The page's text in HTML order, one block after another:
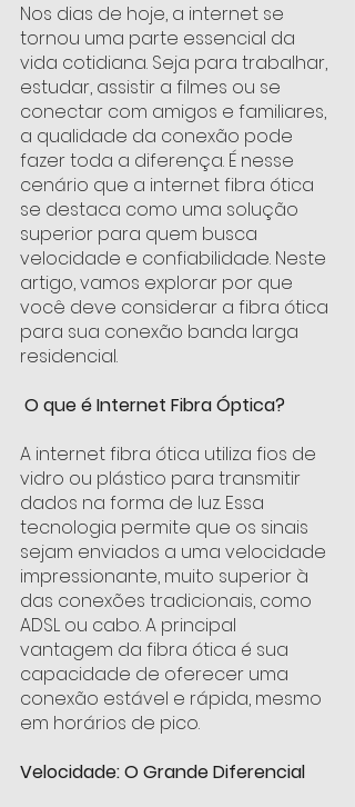
Nos dias de hoje, a internet se
tornou uma parte essencial da
vida cotidiana. Seja para trabalhar,
estudar, assistir a filmes ou se
conectar com amigos e familiares,
a qualidade da conexão pode
fazer toda a diferença. É nesse
cenário que a internet fibra ótica
se destaca como uma solução
superior para quem busca
velocidade e confiabilidade. Neste
artigo, vamos explorar por que
você deve considerar a fibra ótica
para sua conexão banda larga
residencial.
O que é Internet Fibra Óptica?
A internet fibra ótica utiliza fios de
vidro ou plástico para transmitir
dados na forma de luz. Essa
tecnologia permite que os sinais
sejam enviados a uma velocidade
impressionante, muito superior à
das conexões tradicionais, como
ADSL ou cabo. A principal
vantagem da fibra ótica é sua
capacidade de oferecer uma
conexão estável e rápida, mesmo
em horários de pico.
Velocidade: O Grande Diferencial